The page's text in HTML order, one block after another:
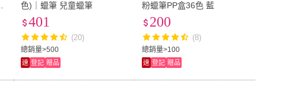
色)｜蠟筆 兒童蠟筆
總銷量>500
401
(20)
速 登記 贈品
粉蠟筆PP盒36色 藍
總銷量>100
200
(8)
速 登記 贈品